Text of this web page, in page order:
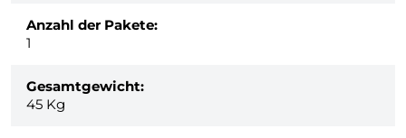
Anzahl der Pakete:
1
Gesamtgewicht:
45 Kg